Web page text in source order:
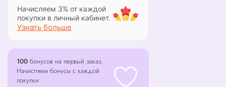
Начисляем 3% от каждой
покупки в личный кабинет.
Узнать больше
100 бонусов на первый заказ.
Начисляем бонусы с каждой
покупки